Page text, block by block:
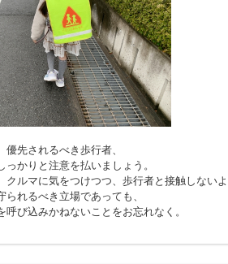
優先されるべき歩行者、
っかりと注意を払いましょう。
クルマに気をつけつつ、歩行者と接触しない
れるべき立場であっても、
呼び込みかねないことをお忘れなく。